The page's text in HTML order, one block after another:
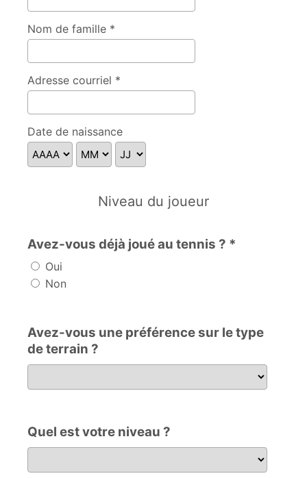
Nom de famille *
Adresse courriel *
Date de naissance
Niveau du joueur
Avez-vous déjà joué au tennis ? *
Oui
Non
Avez-vous une préférence sur le type
de terrain ?
Avez-vous une préférence sur le type de terrain ?
Quel est votre niveau ?
Quel est votre niveau ?